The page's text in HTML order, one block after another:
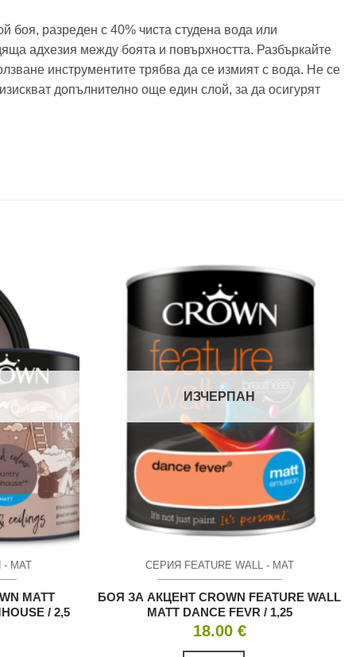
боя, разреден с 40% чиста студена вода или
адхезия между боята и повърхността. Разбъркайте
инструментите трябва да се измият с вода. Не се
допълнително още един слой, за да осигурят
- МАТ
MATT
/ 2,5
ИЗЧЕРПАН
СЕРИЯ FEATURE WALL - МАТ
БОЯ ЗА АКЦЕНТ CROWN FEATURE WALL
MATT DANCE FEVR / 1,25
18.00 €